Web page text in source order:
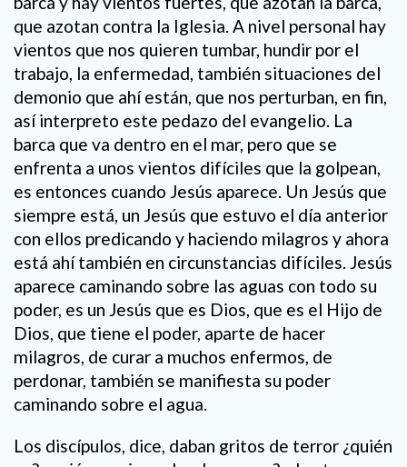
que azotan contra la Iglesia. A nivel personal hay
vientos que nos quieren tumbar, hundir por el
trabajo, la enfermedad, también situaciones del
demonio que ahí están, que nos perturban, en fin,
así interpreto este pedazo del evangelio. La
barca que va dentro en el mar, pero que se
enfrenta a unos vientos difíciles que la golpean,
es entonces cuando Jesús aparece. Un Jesús que
siempre está, un Jesús que estuvo el día anterior
con ellos predicando y haciendo milagros y ahora
está ahí también en circunstancias difíciles. Jesús
aparece caminando sobre las aguas con todo su
poder, es un Jesús que es Dios, que es el Hijo de
Dios, que tiene el poder, aparte de hacer
milagros, de curar a muchos enfermos, de
perdonar, también se manifiesta su poder
caminando sobre el agua.
Los discípulos, dice, daban gritos de terror ¿quién